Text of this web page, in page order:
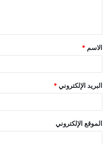
ق
*
الاسم *
البريد الإلكتروني *
الموقع الإلكتروني